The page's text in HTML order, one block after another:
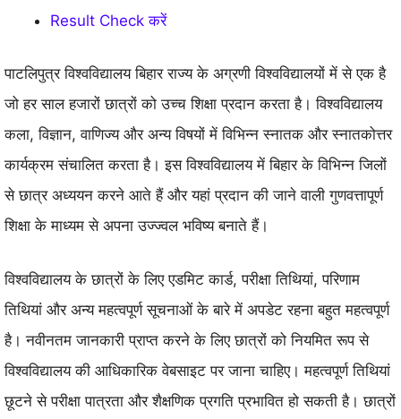
Result Check करें
पाटलिपुत्र विश्वविद्यालय बिहार राज्य के अग्रणी विश्वविद्यालयों में से एक है
जो हर साल हजारों छात्रों को उच्च शिक्षा प्रदान करता है। विश्वविद्यालय
कला, विज्ञान, वाणिज्य और अन्य विषयों में विभिन्न स्नातक और स्नातकोत्तर
कार्यक्रम संचालित करता है। इस विश्वविद्यालय में बिहार के विभिन्न जिलों
से छात्र अध्ययन करने आते हैं और यहां प्रदान की जाने वाली गुणवत्तापूर्ण
शिक्षा के माध्यम से अपना उज्ज्वल भविष्य बनाते हैं।
विश्वविद्यालय के छात्रों के लिए एडमिट कार्ड, परीक्षा तिथियां, परिणाम
तिथियां और अन्य महत्वपूर्ण सूचनाओं के बारे में अपडेट रहना बहुत महत्वपूर्ण
है। नवीनतम जानकारी प्राप्त करने के लिए छात्रों को नियमित रूप से
विश्वविद्यालय की आधिकारिक वेबसाइट पर जाना चाहिए। महत्वपूर्ण तिथियां
छूटने से परीक्षा पात्रता और शैक्षणिक प्रगति प्रभावित हो सकती है। छात्रों